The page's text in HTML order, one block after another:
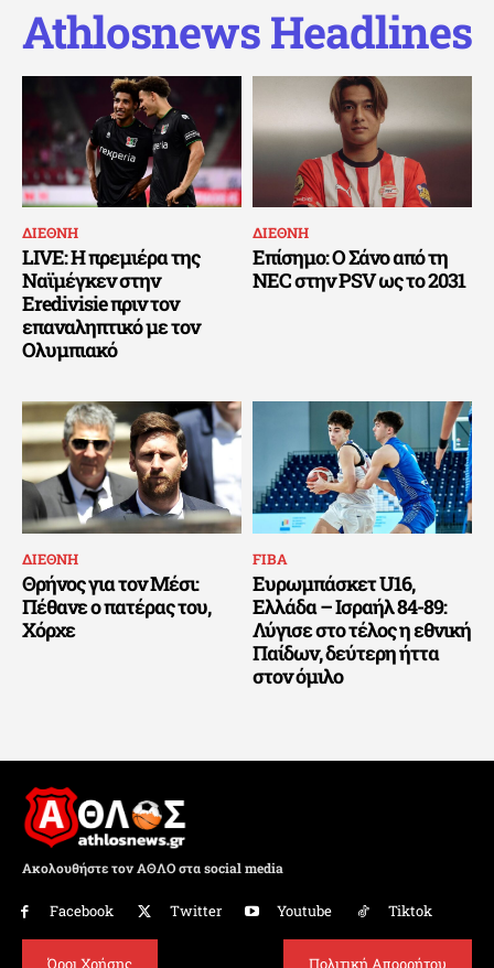
Athlosnews Headlines
ΔΙΕΘΝΗ
LIVE: Η πρεμιέρα της
Ναϊμέγκεν στην
Eredivisie πριν τον
επαναληπτικό με τον
Ολυμπιακό
ΔΙΕΘΝΗ
Επίσημο: Ο Σάνο από τη
NEC στην PSV ως το 2031
ΔΙΕΘΝΗ
Θρήνος για τον Μέσι:
Πέθανε ο πατέρας του,
Χόρχε
FIBA
Ευρωμπάσκετ U16,
Ελλάδα – Ισραήλ 84-89:
Λύγισε στο τέλος η εθνική
Παίδων, δεύτερη ήττα
στον όμιλο
Ακολουθήστε τον ΑΘΛΟ στα social media
Facebook Twitter Youtube Tiktok
Όροι Χρήσης Πολιτική Απορρήτου